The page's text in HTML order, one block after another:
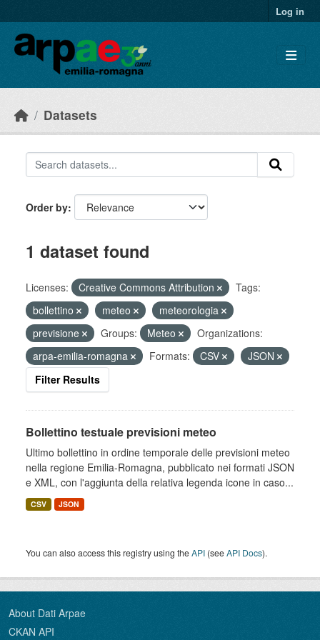
Log in
Datasets
Order by
1 dataset found
Licenses: Creative Commons Attribution
Tags:
bollettino
meteo
meteorologia
previsione
Groups: Meteo
Organizations:
arpa-emilia-romagna
Formats: CSV
JSON
Filter Results
Bollettino testuale previsioni meteo
Ultimo bollettino in ordine temporale delle previsioni meteo
nella regione Emilia-Romagna, pubblicato nei formati JSON
e XML, con l'aggiunta della relativa legenda icone in caso...
CSV JSON
You can also access this registry using theAPI (seeAPI Docs).
About Dati Arpae
CKAN API